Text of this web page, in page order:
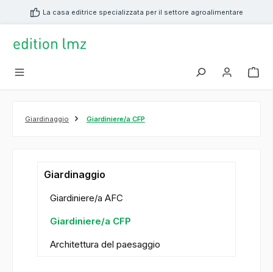
principaleLa casa editrice specializzata per il settore agroalimentare
Giardinaggio Giardiniere/a CFP
Giardinaggio
Giardiniere/a AFC
Giardiniere/a CFP
Architettura del paesaggio